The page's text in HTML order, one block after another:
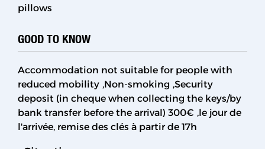
pillows
GOOD TO KNOW
Accommodation not suitable for people with
reduced mobility Non-smoking Security
deposit (in cheque when collecting the keys/by
bank transfer before the arrival) 300€ le jour de
l'arrivée, remise des clés à partir de 17h